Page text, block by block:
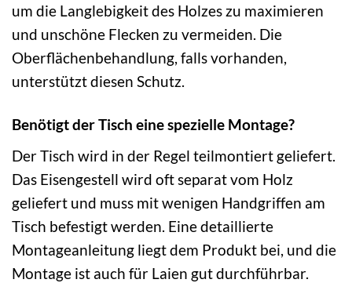
um die Langlebigkeit des Holzes zu maximieren
und unschöne Flecken zu vermeiden. Die
Oberflächenbehandlung, falls vorhanden,
unterstützt diesen Schutz.
Benötigt der Tisch eine spezielle Montage?
Der Tisch wird in der Regel teilmontiert geliefert.
Das Eisengestell wird oft separat vom Holz
geliefert und muss mit wenigen Handgriffen am
Tisch befestigt werden. Eine detaillierte
Montageanleitung liegt dem Produkt bei, und die
Montage ist auch für Laien gut durchführbar.